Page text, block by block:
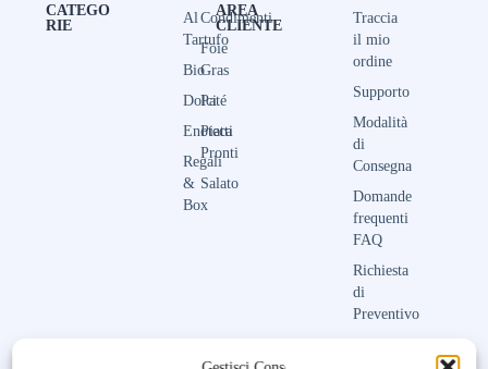
CATEGO
RIE
Al
Tartufo
Bio
Dolci
Enoteca
Regali
&
Box
Condimenti
Foie
Gras
Paté
Piatti
Pronti
Salato
AREA
CLIENTE
Traccia
il mio
ordine
Supporto
Modalità
di
Consegna
Domande
frequenti
FAQ
Richiesta
di
Preventivo